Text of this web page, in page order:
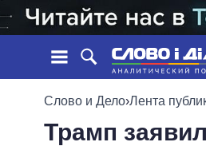
ЛЕНТА
Слово и Дело›Лента
Трамп